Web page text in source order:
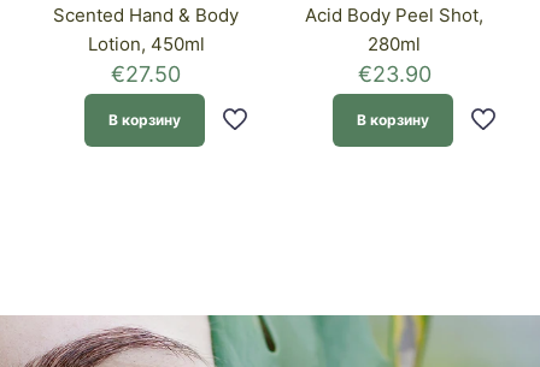
Scented Hand & Body
Lotion, 450ml
€27.50
В корзину
Acid Body Peel Shot,
280ml
€23.90
В корзину